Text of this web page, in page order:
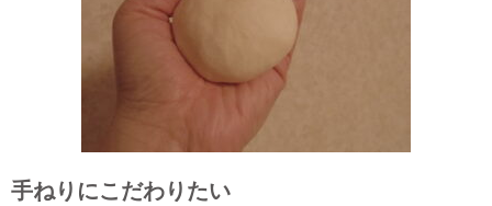
手ねりにこだわりたい